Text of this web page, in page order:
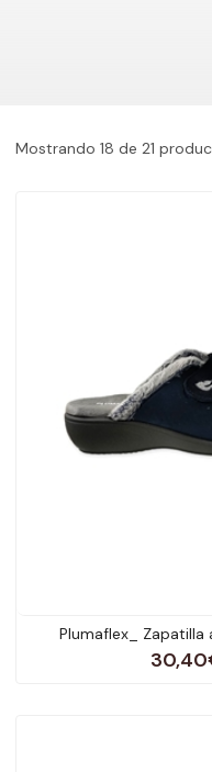
Mostrando 18 de 21
Plumaflex_ Zapatilla